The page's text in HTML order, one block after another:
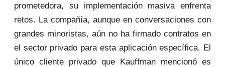
prometedora, su implementación masiva enfrenta
retos. La compañía, aunque en conversaciones con
grandes minoristas, aún no ha firmado contratos en
el sector privado para esta aplicación específica. El
único cliente privado que Kauffman mencionó es